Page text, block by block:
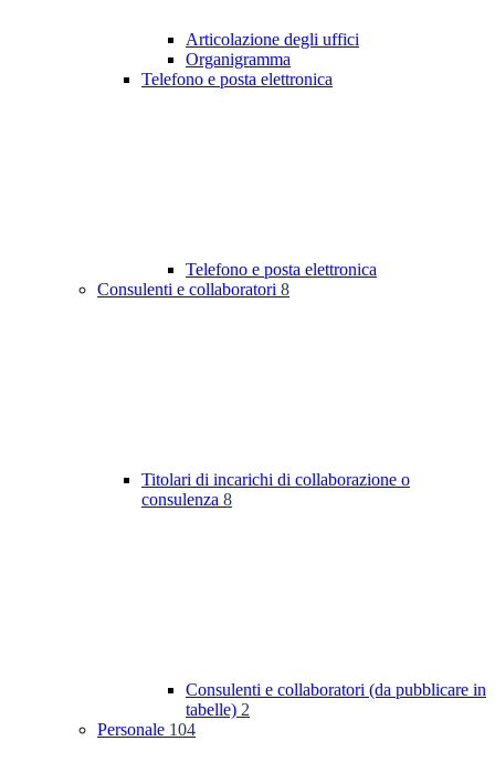
Articolazione degli uffici
Organigramma
Telefono e posta elettronica
Telefono e posta elettronica
Consulenti e collaboratori 8
Titolari di incarichi di collaborazione o
consulenza 8
Consulenti e collaboratori (da pubblicare in
tabelle) 2
Personale 104